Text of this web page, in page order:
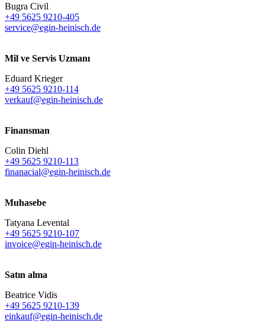
Bugra Civil
+49 5625 9210-405
service@egin-heinisch.de
Mil ve Servis Uzmanı
Eduard Krieger
+49 5625 9210-114
verkauf@egin-heinisch.de
Finansman
Colin Diehl
+49 5625 9210-113
finanacial@egin-heinisch.de
Muhasebe
Tatyana Levental
+49 5625 9210-107
invoice@egin-heinisch.de
Satın alma
Beatrice Vidis
+49 5625 9210-139
einkauf@egin-heinisch.de